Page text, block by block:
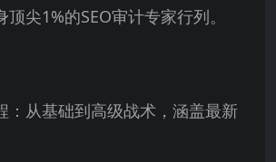
尖1%的SEO审计专家行列。
：从基础到高级战术，涵盖最新